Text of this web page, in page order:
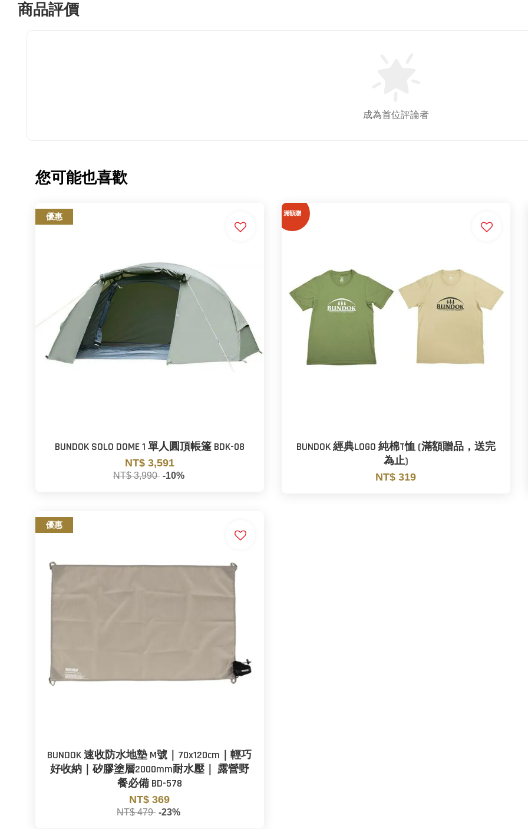
商品評價
成為首位評論者
您可能也喜歡
優惠
BUNDOK SOLO DOME 1 單人圓頂帳篷 BDK-08
NT$ 3,591
NT$ 3,990 -10%
滿額贈
BUNDOK 經典LOGO 純棉T恤 (滿額贈品，送完
為止)
NT$ 319
優惠
BUNDOK 速收防水地墊 M號｜70x120cm｜輕巧
好收納｜矽膠塗層2000mm耐水壓｜ 露營野
餐必備 BD-578
NT$ 369
NT$ 479 -23%